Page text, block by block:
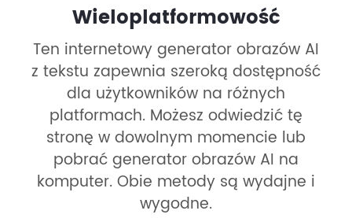
Wieloplatformowość
Ten internetowy generator obrazów AI
z tekstu zapewnia szeroką dostępność
dla użytkowników na różnych
platformach. Możesz odwiedzić tę
stronę w dowolnym momencie lub
pobrać generator obrazów AI na
komputer. Obie metody są wydajne i
wygodne.